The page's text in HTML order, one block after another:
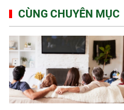
CÙNG CHUYÊN MỤC